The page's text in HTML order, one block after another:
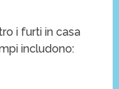
i furti in casa
includono: